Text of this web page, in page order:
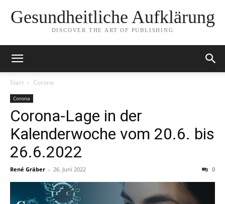
Gesundheitliche Aufklärung
DISCOVER THE ART OF PUBLISHING
Start Corona
Corona
Corona-Lage in der
Kalenderwoche vom 20.6. bis
26.6.2022
René Gräber - 26. Juni 2022 0